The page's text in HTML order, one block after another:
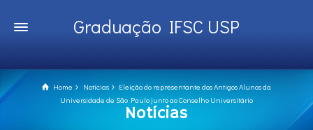
Graduação IFSC USP
Home Notícias
Eleição do representante dos Antigos Alunos da
Universidade de São Paulo junto ao Conselho Universitário
Notícias